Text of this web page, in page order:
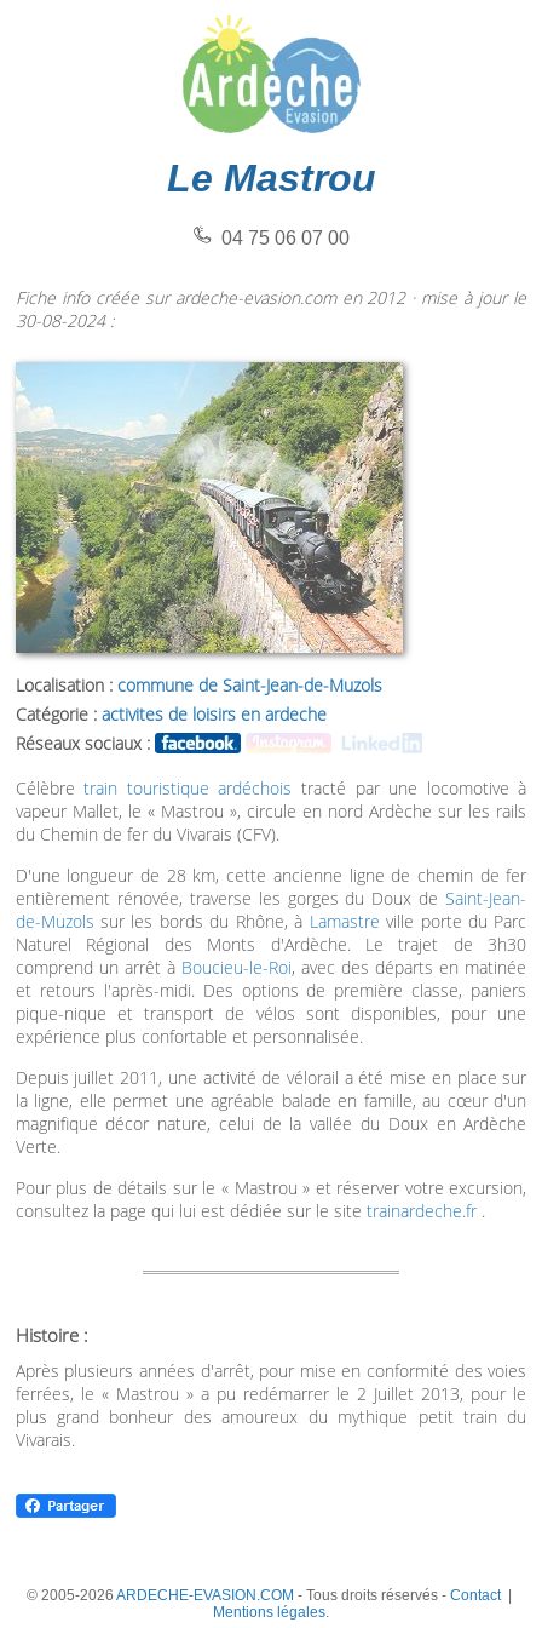
Le Mastrou
04 75 06 07 00
Fiche info créée sur ardeche-evasion.com en 2012 · mise à jour le
30-08-2024 :
Localisation : commune de Saint-Jean-de-Muzols
Catégorie : activites de loisirs en ardeche
Réseaux sociaux :
Célèbretrain touristique ardéchois tracté par une locomotive à
vapeur Mallet, le « Mastrou », circule en nord Ardèche sur les rails
du Chemin de fer du Vivarais (CFV).
D'une longueur de 28 km, cette ancienne ligne de chemin de fer
entièrement rénovée, traverse les gorges du Doux deSaint-Jean-
de-Muzols sur les bords du Rhône, à Lamastre ville porte du Parc
Naturel Régional des Monts d'Ardèche. Le trajet de 3h30
comprend un arrêt à Boucieu-le-Roi, avec des départs en matinée
et retours l'après-midi. Des options de première classe, paniers
pique-nique et transport de vélos sont disponibles, pour une
expérience plus confortable et personnalisée.
Depuis juillet 2011, une activité de vélorail a été mise en place sur
la ligne, elle permet une agréable balade en famille, au cœur d'un
magnifique décor nature, celui de la vallée du Doux en Ardèche
Verte.
Pour plus de détails sur le « Mastrou » et réserver votre excursion,
consultez la page qui lui est dédiée sur le site trainardeche.fr.
Histoire :
Après plusieurs années d'arrêt, pour mise en conformité des voies
ferrées, le « Mastrou » a pu redémarrer le 2 Juillet 2013, pour le
plus grand bonheur des amoureux du mythique petit train du
Vivarais.
© 2005-2026 ARDECHE-EVASION.COM - Tous droits réservés - Contact|
Mentions légales.